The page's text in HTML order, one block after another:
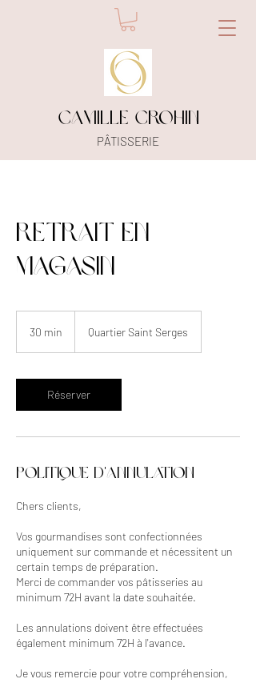
camille crohin
​PÂTISSERIE
Retrait en
magasin
30 min
i
n
Quartier Saint Serges
Réserver
Politique d'annulation
Chers clients,
Vos gourmandises sont confectionnées
uniquement sur commande et nécessitent un
certain temps de préparation.
Merci de commander vos pâtisseries au
minimum 72H avant la date souhaitée.
Les annulations doivent être effectuées
également minimum 72H à l'avance.
Je vous remercie pour votre compréhension,